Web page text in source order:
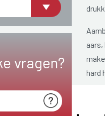
vragen?
hard